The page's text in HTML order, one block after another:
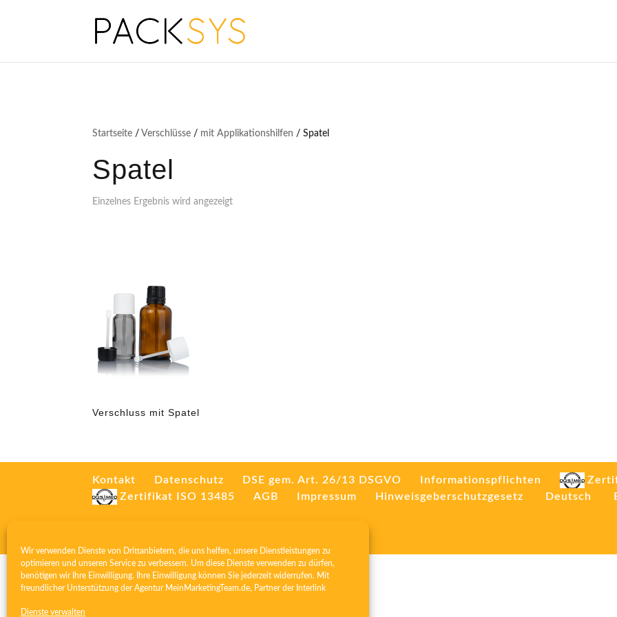
Wir verwenden Dienste von Drittanbietern, die uns helfen, unsere Dienstleistungen zu
optimieren und unseren Service zu verbessern. Um diese Dienste verwenden zu dürfen,
benötigen wir Ihre Einwilligung. Ihre Einwilligung können Sie jederzeit widerrufen. Mit
freundlicher Unterstützung der Agentur MeinMarketingTeam.de, Partner der Interlink
Dienste verwalten
Startseite / Verschlüsse / mit Applikationshilfen / Spatel
Spatel
Einzelnes Ergebnis wird angezeigt
Verschluss mit Spatel
Kontakt Datenschutz DSE gem. Art. 26/13 DSGVO Informationspflichten
Zertifikat ISO 13485
AGB Impressum Hinweisgeberschutzgesetz Deutsch